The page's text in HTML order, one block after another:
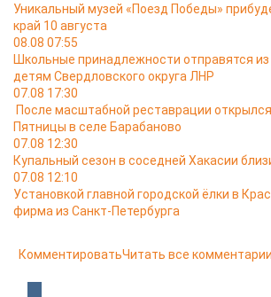
Уникальный музей «Поезд Победы»
край 10 августа
08.08 07:55
Школьные принадлежности отправятся
детям Свердловского округа ЛНР
07.08 17:30
После масштабной реставрации
Пятницы в селе Барабаново
07.08 12:30
Купальный сезон в соседней Хакасии
07.08 12:10
Установкой главной городской ёлки в
фирма из Санкт-Петербурга
КомментироватьЧитать все комментарии